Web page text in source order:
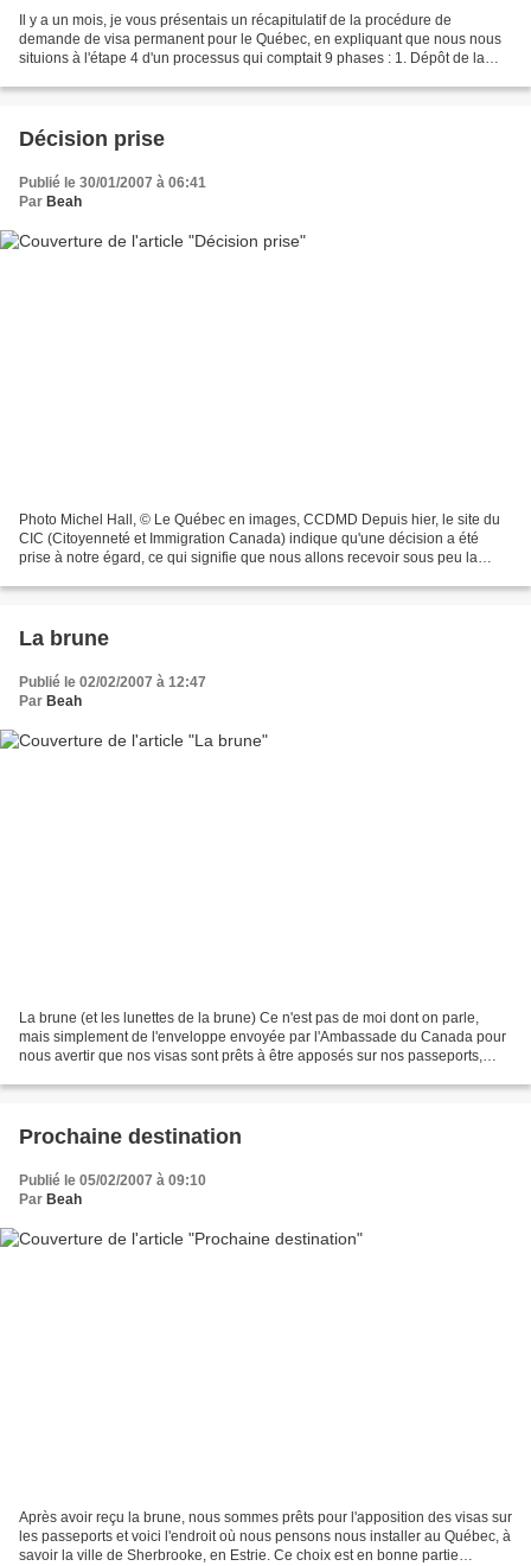
Il y a un mois, je vous présentais un récapitulatif de la procédure de
demande de visa permanent pour le Québec, en expliquant que nous nous
situions à l'étape 4 d'un processus qui comptait 9 phases : 1. Dépôt de la
Décision prise
Publié le 30/01/2007 à 06:41
Par Beah
Photo Michel Hall, © Le Québec en images, CCDMD Depuis hier, le site du
CIC (Citoyenneté et Immigration Canada) indique qu'une décision a été
prise à notre égard, ce qui signifie que nous allons recevoir sous peu la
La brune
Publié le 02/02/2007 à 12:47
Par Beah
La brune (et les lunettes de la brune) Ce n'est pas de moi dont on parle,
mais simplement de l'enveloppe envoyée par l'Ambassade du Canada pour
nous avertir que nos visas sont prêts à être apposés sur nos passeports,
Prochaine destination
Publié le 05/02/2007 à 09:10
Par Beah
Après avoir reçu la brune, nous sommes prêts pour l'apposition des visas sur
les passeports et voici l'endroit où nous pensons nous installer au Québec, à
savoir la ville de Sherbrooke, en Estrie. Ce choix est en bonne partie